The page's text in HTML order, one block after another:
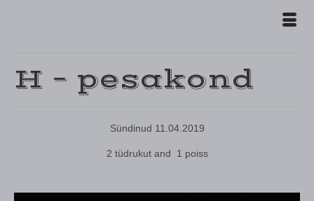
H – pesakond
Sündinud 11.04.2019
2 tüdrukut and 1 poiss